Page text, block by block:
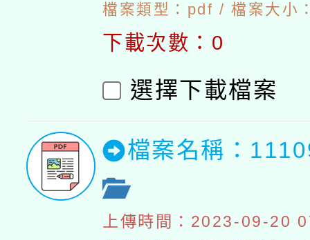
檔案類型：pdf / 檔案大小
下載次數：0
選擇下載檔案
檔案名稱：
上傳時間：2023-09-20